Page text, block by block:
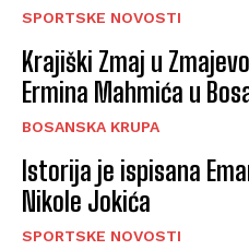
SPORTSKE NOVOSTI
Krajiški Zmaj u
Ermina Mahmića u
BOSANSKA KRUPA
Istorija je ispisana
Nikole Jokića
SPORTSKE NOVOSTI